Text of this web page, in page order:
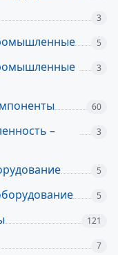
3
5
3
60
–
3
5
5
121
7